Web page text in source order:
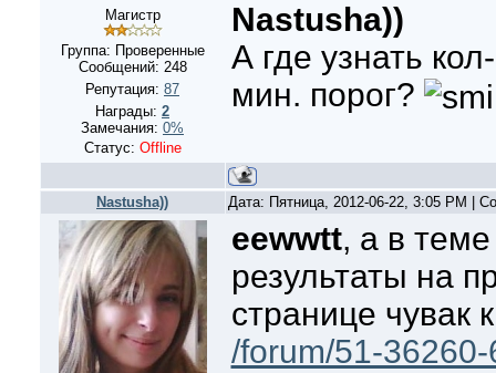
Магистр
Группа: Проверенные
Сообщений: 248
Репутация: 87
Награды: 2
Замечания: 0%
Статус: Offline
Nastusha))
А где узнать
мин. порог?
Nastusha)) Дата: Пятница, 2012-06-22, 3:05 PM |
eewwtt, а в
результаты на
странице чувак
/forum/51-36260-